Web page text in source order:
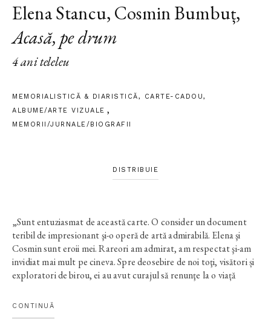
Elena Stancu, Cosmin Bumbuț,
Acasă, pe drum
4 ani teleleu
MEMORIALISTICĂ & DIARISTICĂ, CARTE-CADOU,
ALBUME/ARTE VIZUALE
MEMORII/JURNALE/BIOGRAFII
DISTRIBUIE
„Sunt entuziasmat de această carte. O consider un document
teribil de impresionant şi-o operă de artă admirabilă. Elena şi
Cosmin sunt eroii mei. Rareori am admirat, am respectat şi-am
invidiat mai mult pe cineva. Spre deosebire de noi toţi, visători și
exploratori de birou, ei au avut curajul să renunţe la o viață
aventură pe care noi, ceilalți, nu ne-o putem imagina decât în
romane sau în filme. Viața lor de-a lungul ultimilor ani, când au
CONTINUĂ